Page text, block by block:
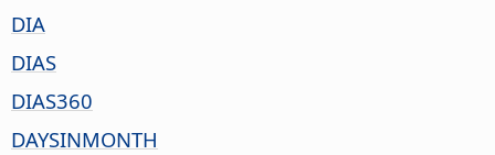
DIA
DIAS
DIAS360
DAYSINMONTH